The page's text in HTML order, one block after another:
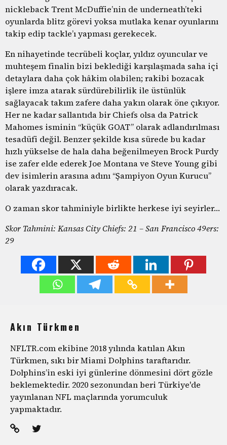
nickleback Trent McDuffie’nin de underneath’teki
oyunlarda blitz görevi yoksa mutlaka kenar oyunlarını
takip edip tackle’ı yapması gerekecek.
En nihayetinde tecrübeli koçlar, yıldız oyuncular ve
muhteşem finalin bizi beklediği karşılaşmada saha içi
detaylara daha çok hâkim olabilen; rakibi bozacak
işlere imza atarak sürdürebilirlik ile üstünlük
sağlayacak takım zafere daha yakın olarak öne çıkıyor.
Her ne kadar sallantıda bir Chiefs olsa da Patrick
Mahomes isminin “küçük GOAT” olarak adlandırılması
tesadüfi değil. Benzer şekilde kısa sürede bu kadar
hızlı yükselse de hala daha beğenilmeyen Brock Purdy
ise zafer elde ederek Joe Montana ve Steve Young gibi
dev isimlerin arasına adını “Şampiyon Oyun Kurucu”
olarak yazdıracak.
O zaman skor tahminiyle birlikte herkese iyi seyirler…
Skor Tahmini: Kansas City Chiefs: 21 – San Francisco 49ers:
29
Akın Türkmen
NFLTR.com ekibine 2018 yılında katılan Akın
Türkmen, sıkı bir Miami Dolphins taraftarıdır.
Dolphins’in eski iyi günlerine dönmesini dört gözle
beklemektedir. 2020 sezonundan beri Türkiye'de
yayınlanan NFL maçlarında yorumculuk
yapmaktadır.